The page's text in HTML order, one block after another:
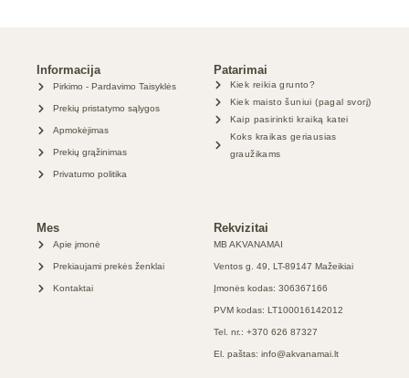
Informacija
Pirkimo - Pardavimo Taisyklės
Prekių pristatymo sąlygos
Apmokėjimas
Prekių grąžinimas
Privatumo politika
Patarimai
Kiek reikia grunto?
Kiek maisto šuniui (pagal svorį)
Kaip pasirinkti kraiką katei
Koks kraikas geriausias
graužikams
Mes
Apie įmonė
Prekiaujami prekės ženklai
Kontaktai
Rekvizitai
MB AKVANAMAI
Ventos g. 49, LT-89147 Mažeikiai
Įmonės kodas: 306367166
PVM kodas: LT100016142012
Tel. nr.: +370 626 87327
El. paštas: info@akvanamai.lt